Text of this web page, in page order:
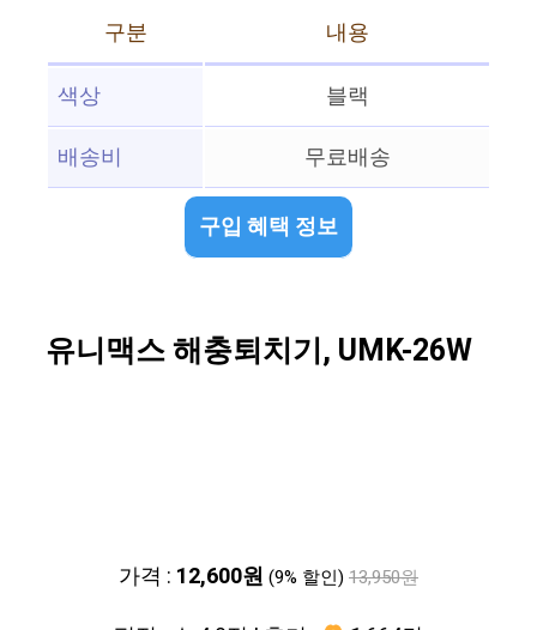
구분
내용
색상
블랙
배송비
무료배송
구입 혜택 정보
유니맥스 해충퇴치기, UMK-26W
가격 : 12,600원 (9% 할인) 13,950원